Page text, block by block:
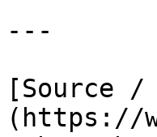
---
[Source /
(https://